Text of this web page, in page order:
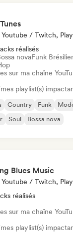
Youtube / Twitch,
réalisés
novaFunk
sur ma chaîne
playlist(s)
Country Funk
Soul Bossa nova
Blues Music
Youtube / Twitch,
réalisés
sur ma chaîne
playlist(s)